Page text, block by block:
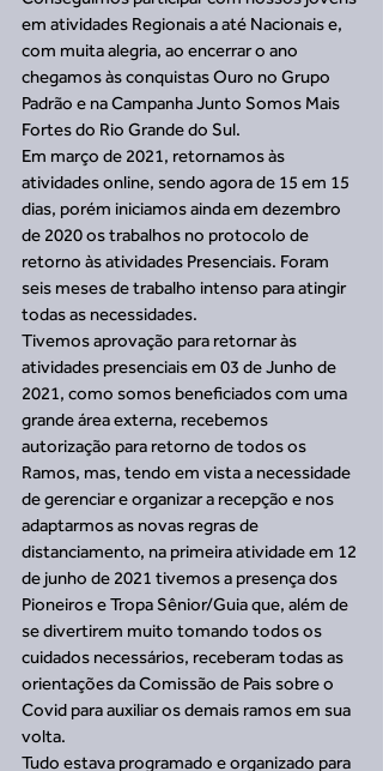
em atividades Regionais a até Nacionais e,
com muita alegria, ao encerrar o ano
chegamos às conquistas Ouro no Grupo
Padrão e na Campanha Junto Somos Mais
Fortes do Rio Grande do Sul.
Em março de 2021, retornamos às
atividades online, sendo agora de 15 em 15
dias, porém iniciamos ainda em dezembro
de 2020 os trabalhos no protocolo de
retorno às atividades Presenciais. Foram
seis meses de trabalho intenso para atingir
todas as necessidades.
Tivemos aprovação para retornar às
atividades presenciais em 03 de Junho de
2021, como somos beneficiados com uma
grande área externa, recebemos
autorização para retorno de todos os
Ramos, mas, tendo em vista a necessidade
de gerenciar e organizar a recepção e nos
adaptarmos as novas regras de
distanciamento, na primeira atividade em 12
de junho de 2021 tivemos a presença dos
Pioneiros e Tropa Sênior/Guia que, além de
se divertirem muito tomando todos os
cuidados necessários, receberam todas as
orientações da Comissão de Pais sobre o
Covid para auxiliar os demais ramos em sua
volta.
Tudo estava programado e organizado para